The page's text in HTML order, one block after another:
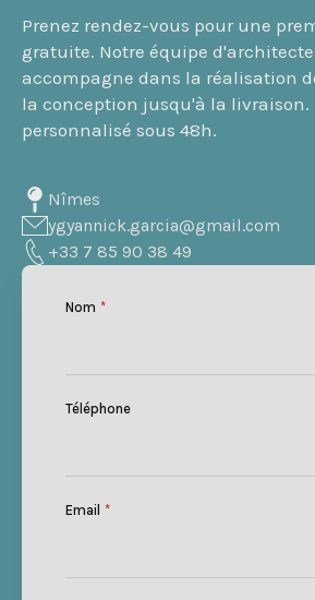
Prenez rendez-vous pour une
gratuite. Notre équipe
accompagne dans la réalisation
la conception jusqu'à la livraison.
personnalisé sous 48h.
Nîmes
ygyannick.garcia@gmail.com
+33 7 85 90 38 49
Nom *
Téléphone
Email *